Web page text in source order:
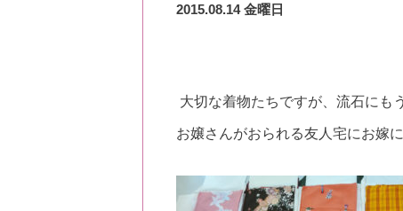
2015.08.14 金曜日
大切な着物たちですが、流石にも
お嬢さんがおられる友人宅にお嫁に